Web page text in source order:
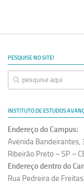
Polo Ribeirão Preto
Equipe
Espaço de Eventos
Projetos
Ciência com Pipoca
Ciência Por Elas
PESQUISE NO SITE!
INSTITUTO DE ESTUDOS
Endereço do Campus:
Avenida Bandeirantes,
Ribeirão Preto – SP –
Endereço dentro do
Rua Pedreira de